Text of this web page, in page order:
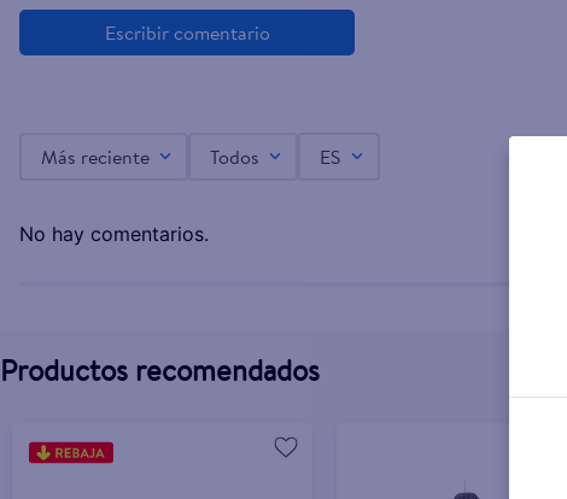
Más reciente Todos ES
No hay comentarios.
Productos recomendados